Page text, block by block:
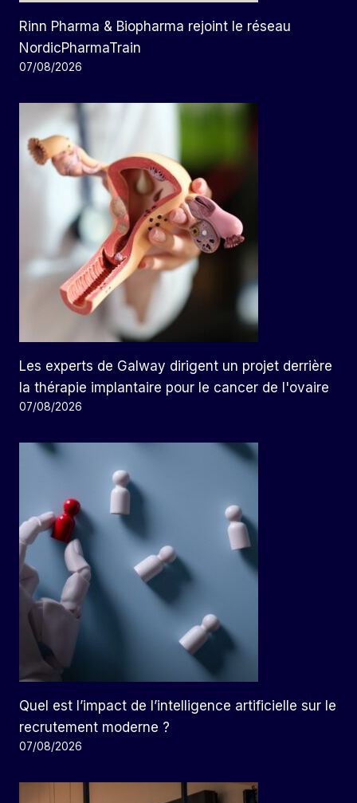
Rinn Pharma & Biopharma rejoint le réseau
NordicPharmaTrain
07/08/2026
Les experts de Galway dirigent un projet derrière
la thérapie implantaire pour le cancer de l'ovaire
07/08/2026
Quel est l’impact de l’intelligence artificielle sur le
recrutement moderne ?
07/08/2026